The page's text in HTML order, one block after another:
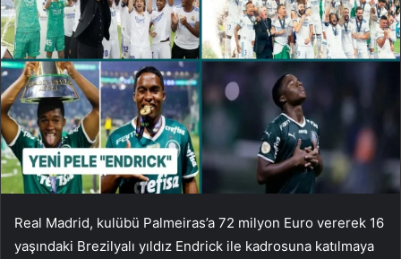
Real Madrid, kulübü Palmeiras’a 72 milyon Euro vererek 16
yaşındaki Brezilyalı yıldız Endrick ile kadrosuna katılmaya